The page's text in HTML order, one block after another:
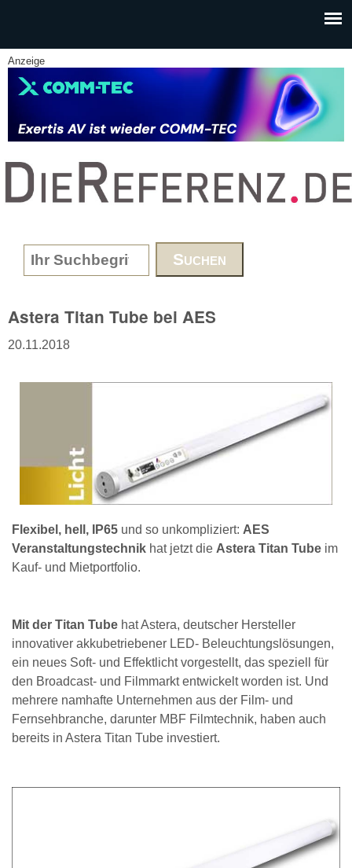
Anzeige
www.DieReferenz.de
Search form
Astera Titan Tube bei AES
20.11.2018
Flexibel, hell, IP65 und so unkompliziert: AES
Veranstaltungstechnik hat jetzt die Astera Titan Tube im
Kauf- und Mietportfolio.
Mit der Titan Tube hat Astera, deutscher Hersteller
innovativer akkubetriebener LED- Beleuchtungslösungen,
ein neues Soft- und Effektlicht vorgestellt, das speziell für
den Broadcast- und Filmmarkt entwickelt worden ist. Und
mehrere namhafte Unternehmen aus der Film- und
Fernsehbranche, darunter MBF Filmtechnik, haben auch
bereits in Astera Titan Tube investiert.